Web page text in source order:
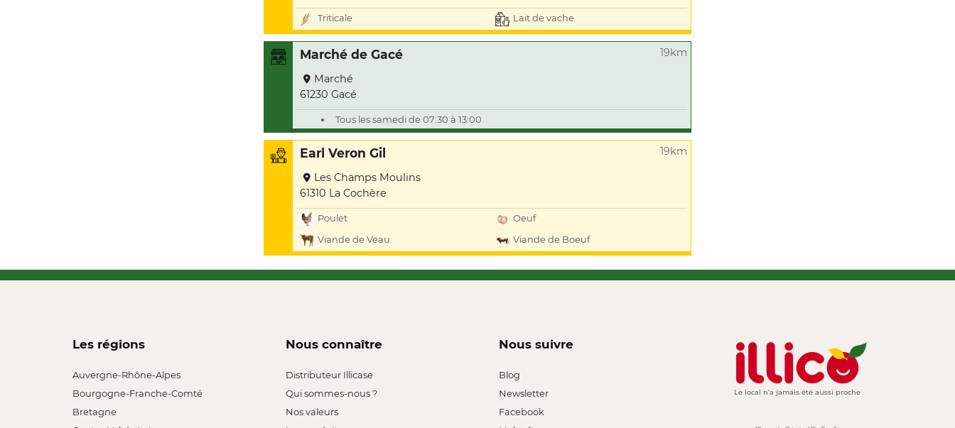
Triticale Lait de vache
Marché de Gacé 19km
Marché
61230 Gacé
Tous les samedi de 07:30 à 13:00
Earl Veron Gil 19km
Les Champs Moulins
61310 La Cochère
Poulet
Oeuf
Viande de Veau
Viande de Boeuf
Les régions
Auvergne-Rhône-Alpes
Bourgogne-Franche-Comté
Bretagne
Nous connaître
Distributeur Illicase
Qui sommes-nous ?
Nos valeurs
Nous suivre
Blog
Newsletter
Facebook
Le local n'a jamais été aussi proche